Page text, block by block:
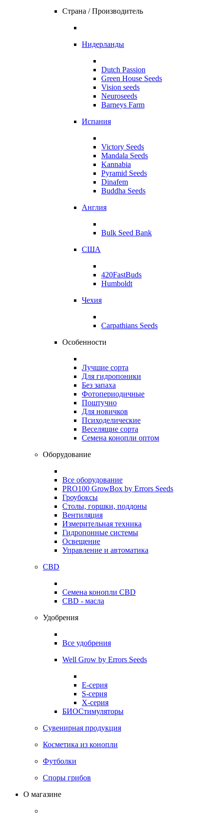
Страна / Производитель
Нидерланды
Dutch Passion
Green House Seeds
Vision seeds
Neuroseeds
Barneys Farm
Испания
Victory Seeds
Mandala Seeds
Kannabia
Pyramid Seeds
Dinafem
Buddha Seeds
Англия
Bulk Seed Bank
США
420FastBuds
Humboldt
Чехия
Carpathians Seeds
Особенности
Лучшие сорта
Для гидропоники
Без запаха
Фотопериодичные
Поштучно
Для новичков
Психоделические
Веселящие сорта
Семена конопли оптом
Оборудование
Все оборудование
PRO100 GrowBox by Errors Seeds
Гроубоксы
Столы, горшки, поддоны
Вентиляция
Измерительная техника
Гидропонные системы
Освещение
Управление и автоматика
CBD
Семена конопли CBD
CBD - масла
Удобрения
Все удобрения
Well Grow by Errors Seeds
E-серия
S-серия
X-серия
БИОСтимуляторы
Сувенирная продукция
Косметика из конопли
Футболки
Споры грибов
О магазине